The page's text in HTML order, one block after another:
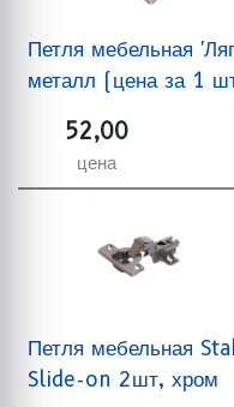
Петля мебельная
металл (цена за 1
52,00
цена
Петля мебельная
Slide-on 2шт, хром